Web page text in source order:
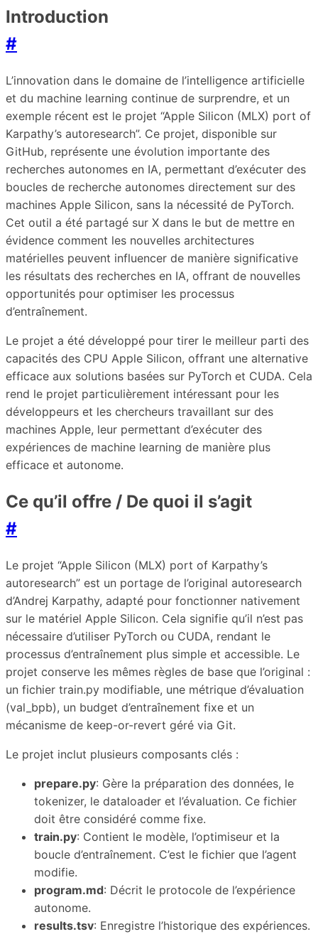
Introduction
#
L’innovation dans le domaine de l’intelligence artificielle
et du machine learning continue de surprendre, et un
exemple récent est le projet “Apple Silicon (MLX) port of
Karpathy’s autoresearch”. Ce projet, disponible sur
GitHub, représente une évolution importante des
recherches autonomes en IA, permettant d’exécuter des
boucles de recherche autonomes directement sur des
machines Apple Silicon, sans la nécessité de PyTorch.
Cet outil a été partagé sur X dans le but de mettre en
évidence comment les nouvelles architectures
matérielles peuvent influencer de manière significative
les résultats des recherches en IA, offrant de nouvelles
opportunités pour optimiser les processus
d’entraînement.
Le projet a été développé pour tirer le meilleur parti des
capacités des CPU Apple Silicon, offrant une alternative
efficace aux solutions basées sur PyTorch et CUDA. Cela
rend le projet particulièrement intéressant pour les
développeurs et les chercheurs travaillant sur des
machines Apple, leur permettant d’exécuter des
expériences de machine learning de manière plus
efficace et autonome.
Ce qu’il offre / De quoi il s’agit
#
Le projet “Apple Silicon (MLX) port of Karpathy’s
autoresearch” est un portage de l’original autoresearch
d’Andrej Karpathy, adapté pour fonctionner nativement
sur le matériel Apple Silicon. Cela signifie qu’il n’est pas
nécessaire d’utiliser PyTorch ou CUDA, rendant le
processus d’entraînement plus simple et accessible. Le
projet conserve les mêmes règles de base que l’original :
un fichier train.py modifiable, une métrique d’évaluation
(val_bpb), un budget d’entraînement fixe et un
mécanisme de keep-or-revert géré via Git.
Le projet inclut plusieurs composants clés :
prepare.py: Gère la préparation des données, le
tokenizer, le dataloader et l’évaluation. Ce fichier
doit être considéré comme fixe.
train.py: Contient le modèle, l’optimiseur et la
boucle d’entraînement. C’est le fichier que l’agent
modifie.
program.md: Décrit le protocole de l’expérience
autonome.
results.tsv: Enregistre l’historique des expériences.